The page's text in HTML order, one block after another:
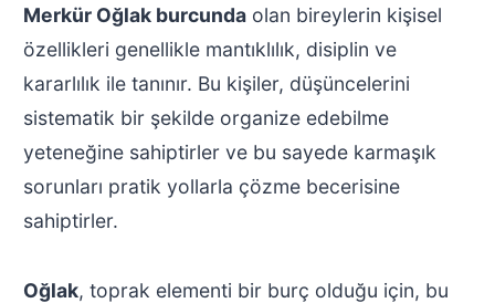
Merkür Oğlak burcundaolan bireylerin kişisel
özellikleri genellikle mantıklılık, disiplin ve
kararlılık ile tanınır. Bu kişiler, düşüncelerini
sistematik bir şekilde organize edebilme
yeteneğine sahiptirler ve bu sayede karmaşık
sorunları pratik yollarla çözme becerisine
sahiptirler.
Oğlak, toprak elementi bir burç olduğu için, bu